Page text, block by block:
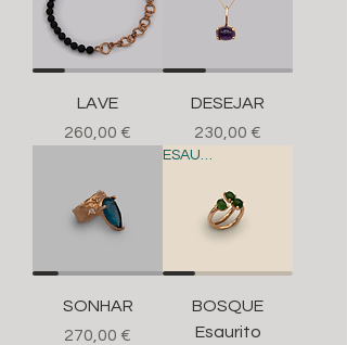
LAVE
Prezzo
260,00 €
DESEJAR
Prezzo
230,00 €
SONHAR
Prezzo
270,00 €
ESAURITO
BOSQUE
Esaurito